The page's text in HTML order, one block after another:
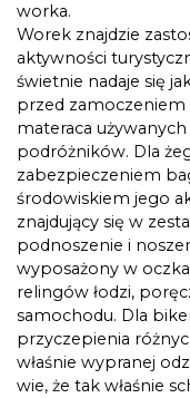
worka.
Worek znajdzie
aktywności
świetnie nadaje się
przed
materaca
podróżników. Dla
zabezpieczeniem
środowiskiem jego
znajdujący się w
podnoszenie i
wyposażony w
relingów łodzi,
samochodu. Dla
przyczepienia
właśnie wypranej
wie, że tak właśnie